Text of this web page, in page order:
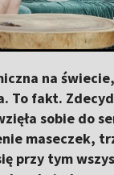
na
To fakt.
sobie do
maseczek,
przy tym